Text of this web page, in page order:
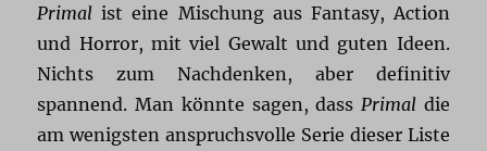
Primal ist eine Mischung aus Fantasy, Action
und Horror, mit viel Gewalt und guten Ideen.
Nichts zum Nachdenken, aber definitiv
spannend. Man könnte sagen, dass Primaldie
am wenigsten anspruchsvolle Serie dieser Liste